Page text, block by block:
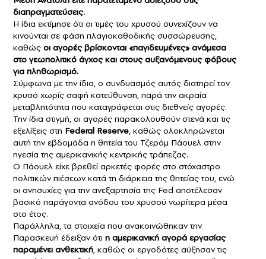
διαπραγματεύσεις.
Η ίδια εκτίμησε ότι οι τιμές του χρυσού συνεχίζουν να
κινούνται σε φάση πλαγιοκαθοδικής συσσώρευσης,
καθώς οι αγορές βρίσκονται «παγιδευμένες» ανάμεσα
στο γεωπολιτικό άγχος και στους αυξανόμενους φόβους
για πληθωρισμό.
Σύμφωνα με την ίδια, ο συνδυασμός αυτός διατηρεί τον
χρυσό χωρίς σαφή κατεύθυνση, παρά την ακραία
μεταβλητότητα που καταγράφεται στις διεθνείς αγορές.
Την ίδια στιγμή, οι αγορές παρακολουθούν στενά και τις
εξελίξεις στη Federal Reserve, καθώς ολοκληρώνεται
αυτή την εβδομάδα η θητεία του Τζερόμ Πάουελ στην
ηγεσία της αμερικανικής κεντρικής τράπεζας.
Ο Πάουελ είχε βρεθεί αρκετές φορές στο στόχαστρο
πολιτικών πιέσεων κατά τη διάρκεια της θητείας του, ενώ
οι ανησυχίες για την ανεξαρτησία της Fed αποτέλεσαν
βασικό παράγοντα ανόδου του χρυσού νωρίτερα μέσα
στο έτος.
Παράλληλα, τα στοιχεία που ανακοινώθηκαν την
Παρασκευή έδειξαν ότι η αμερικανική αγορά εργασίας
παραμένει ανθεκτική, καθώς οι εργοδότες αύξησαν τις